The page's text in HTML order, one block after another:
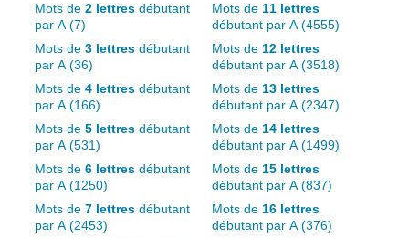
Mots de2 lettres débutant
par A (7)
Mots de3 lettres débutant
par A (36)
Mots de4 lettres débutant
par A (166)
Mots de5 lettres débutant
par A (531)
Mots de6 lettres débutant
par A (1250)
Mots de7 lettres débutant
par A (2453)
Mots de 11 lettres
débutant par A (4555)
Mots de 12 lettres
débutant par A (3518)
Mots de 13 lettres
débutant par A (2347)
Mots de 14 lettres
débutant par A (1499)
Mots de 15 lettres
débutant par A (837)
Mots de 16 lettres
débutant par A (376)